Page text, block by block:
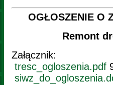
OGŁOSZENIE O
Remont
Załącznik:
tresc_ogloszenia.pdf